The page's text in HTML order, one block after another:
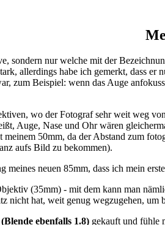
sondern nur welche mit der
allerdings habe ich gemerkt, dass er
zum Beispiel: wenn das Auge
wo der Fotograf sehr weit weg
Auge, Nase und Ohr wären
meinem 50mm, da der Abstand zum
aufs Bild zu bekommen).
neuen 85mm, dass ich mein
(35mm) - mit dem kann man
nicht hat, weit genug wegzugehen,
ebenfalls 1.8) gekauft und fühle